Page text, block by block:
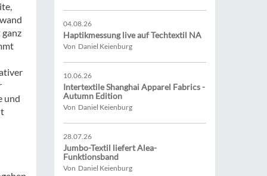
und
04.08.26
Haptikmessung live auf Techtextil NA
Von Daniel Keienburg
10.06.26
Intertextile Shanghai Apparel Fabrics -
Autumn Edition
Von Daniel Keienburg
28.07.26
Jumbo-Textil liefert Alea-
Funktionsband
Von Daniel Keienburg